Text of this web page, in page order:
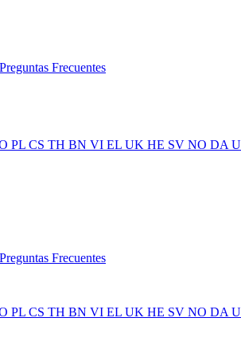
Preguntas Frecuentes
PL CS TH BN VI EL UK HE SV NO DA
Preguntas Frecuentes
PL CS TH BN VI EL UK HE SV NO DA